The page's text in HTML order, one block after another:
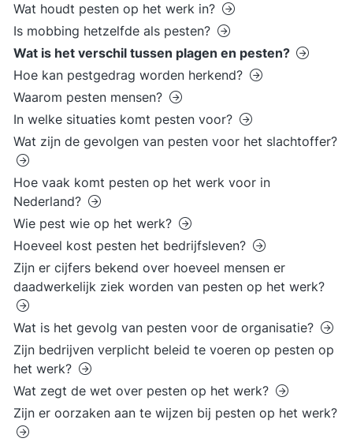
Wat houdt pesten op het werk in?
Is mobbing hetzelfde als pesten?
Wat is het verschil tussen plagen en pesten?
Hoe kan pestgedrag worden herkend?
Waarom pesten mensen?
In welke situaties komt pesten voor?
Wat zijn de gevolgen van pesten voor het slachtoffer?
Hoe vaak komt pesten op het werk voor in
Nederland?
Wie pest wie op het werk?
Hoeveel kost pesten het bedrijfsleven?
Zijn er cijfers bekend over hoeveel mensen er
daadwerkelijk ziek worden van pesten op het werk?
Wat is het gevolg van pesten voor de organisatie?
Zijn bedrijven verplicht beleid te voeren op pesten op
het werk?
Wat zegt de wet over pesten op het werk?
Zijn er oorzaken aan te wijzen bij pesten op het werk?